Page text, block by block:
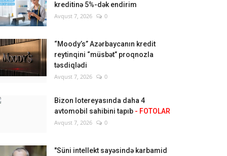
kreditinə 5%-dək endirim
Avqust 7, 2026 0
“Moody’s” Azərbaycanın kredit
reytinqini “müsbət” proqnozla
təsdiqlədi
Avqust 7, 2026 0
Bizon lotereyasında daha 4
avtomobil sahibini tapıb - FOTOLAR
Avqust 7, 2026 0
"Süni intellekt sayəsində karbamid